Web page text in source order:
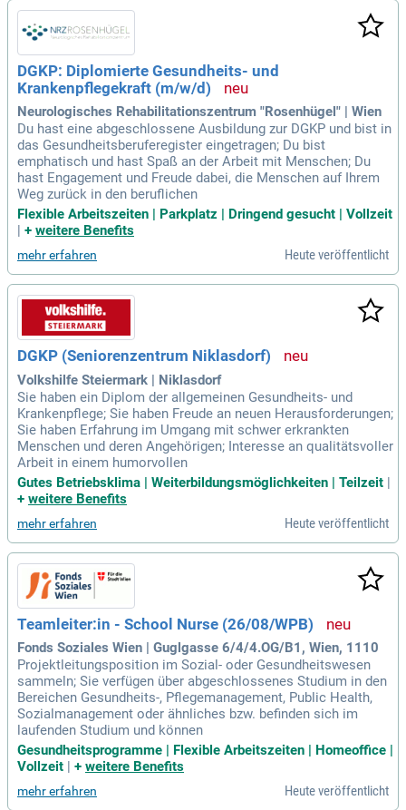
DGKP: Diplomierte Gesundheits- und
Krankenpflegekraft (m/w/d)
Neurologisches Rehabilitationszentrum "Rosenhügel" | Wien
Du hast eine abgeschlossene Ausbildung zur DGKP und bist in
das Gesundheitsberuferegister eingetragen; Du bist
emphatisch und hast Spaß an der Arbeit mit Menschen; Du
hast Engagement und Freude dabei, die Menschen auf Ihrem
Weg zurück in den beruflichen
Flexible Arbeitszeiten | Parkplatz | Dringend gesucht | Vollzeit
+ weitere Benefits
mehr erfahren Heute veröffentlicht
DGKP (Seniorenzentrum Niklasdorf)
Volkshilfe Steiermark | Niklasdorf
Sie haben ein Diplom der allgemeinen Gesundheits- und
Krankenpflege; Sie haben Freude an neuen Herausforderungen;
Sie haben Erfahrung im Umgang mit schwer erkrankten
Menschen und deren Angehörigen; Interesse an qualitätsvoller
Arbeit in einem humorvollen
Gutes Betriebsklima | Weiterbildungsmöglichkeiten | Teilzeit |
+ weitere Benefits
mehr erfahren Heute veröffentlicht
Teamleiter:in - School Nurse (26/08/WPB)
Fonds Soziales Wien | Guglgasse 6/4/4.OG/B1, Wien, 1110
Projektleitungsposition im Sozial- oder Gesundheitswesen
sammeln; Sie verfügen über abgeschlossenes Studium in den
Bereichen Gesundheits-, Pflegemanagement, Public Health,
Sozialmanagement oder ähnliches bzw. befinden sich im
laufenden Studium und können
Gesundheitsprogramme | Flexible Arbeitszeiten | Homeoffice |
Vollzeit | + weitere Benefits
mehr erfahren Heute veröffentlicht